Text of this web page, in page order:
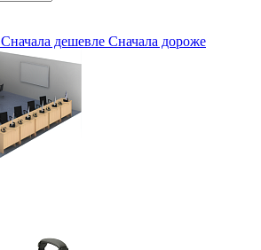
Сначала дешевле Сначала дороже